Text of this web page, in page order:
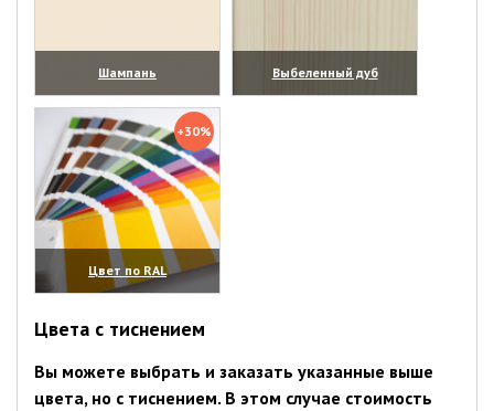
Шампань
(увеличить)
Выбеленный дуб
(увеличить)
+30%
Цвет по RAL
(увеличить)
Цвета с тиснением
Вы можете выбрать и заказать указанные выше
цвета, но с тиснением. В этом случае стоимость